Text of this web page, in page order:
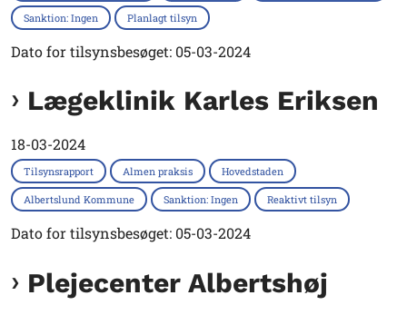
Sanktion: Ingen Planlagt tilsyn
Dato for tilsynsbesøget: 05-03-2024
Lægeklinik Karles Eriksen
18-03-2024
Tilsynsrapport Almen praksis Hovedstaden
Albertslund Kommune Sanktion: Ingen Reaktivt tilsyn
Dato for tilsynsbesøget: 05-03-2024
Plejecenter Albertshøj